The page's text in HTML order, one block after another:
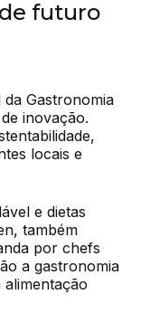
futuro
Gastronomia
inovação.
locais e
e dietas
também
por chefs
a gastronomia